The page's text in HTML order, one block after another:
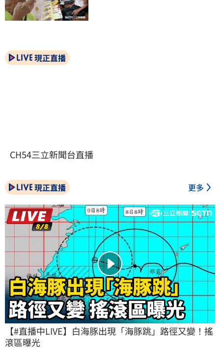
現正直播
CH54三立新聞台直播
現正直播 更多
【#直播中LIVE】白海豚出現「海豚跳」路徑又變！搖
滾區曝光